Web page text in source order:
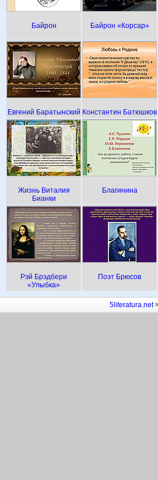
Байрон Байрон «Корсар»
Евгений Баратынский Константин Батюшков
Жизнь Виталия
Бианки
Благинина
Рэй Брэдбери
«Улыбка»
Поэт Брюсов
5literatura.net